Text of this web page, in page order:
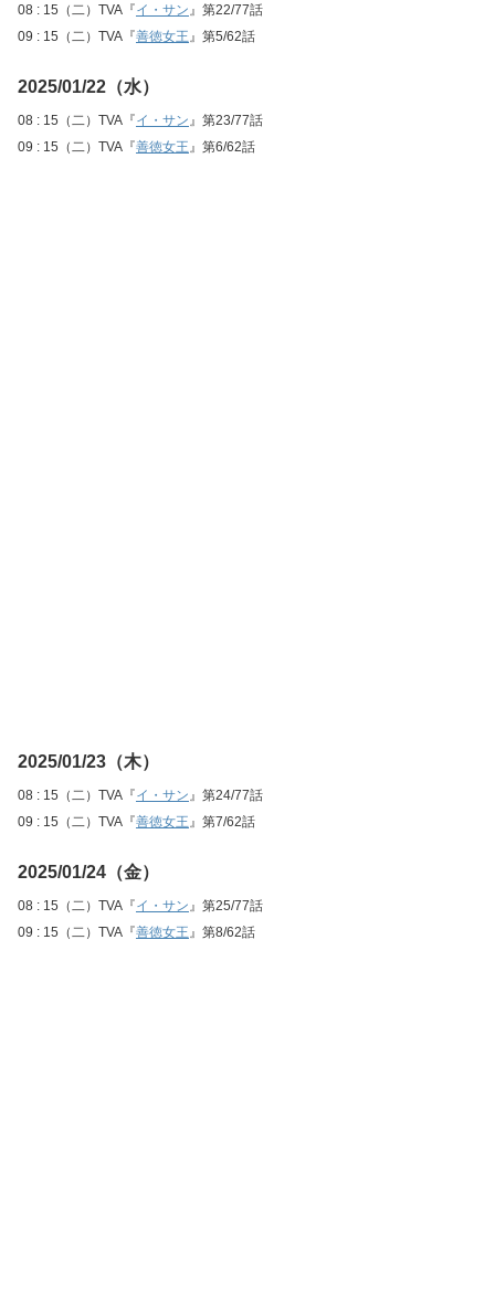
08 : 15（二）TVA『イ・サン』第22/77話
09 : 15（二）TVA『善徳女王』第5/62話
2025/01/22（水）
08 : 15（二）TVA『イ・サン』第23/77話
09 : 15（二）TVA『善徳女王』第6/62話
2025/01/23（木）
08 : 15（二）TVA『イ・サン』第24/77話
09 : 15（二）TVA『善徳女王』第7/62話
2025/01/24（金）
08 : 15（二）TVA『イ・サン』第25/77話
09 : 15（二）TVA『善徳女王』第8/62話